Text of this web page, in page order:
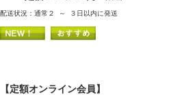
配送状況：通常２ ～ ３日以内に発送
【定額オンライン会員】